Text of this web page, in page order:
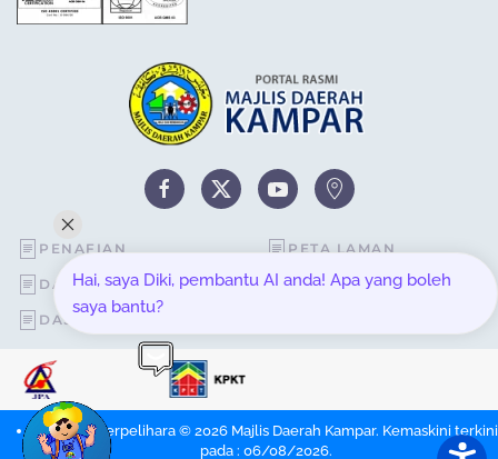
PENAFIAN
DASAR KESELAMATAN
DASAR PRIVASI
PETA LAMAN
STATISTIK PELAWAT
Hakcipta Terpelihara © 2026 Majlis Daerah Kampar. Kemaskini terkini
pada : 06/08/2026.
Hai, saya Diki, pembantu AI anda! Apa yang boleh
saya bantu?